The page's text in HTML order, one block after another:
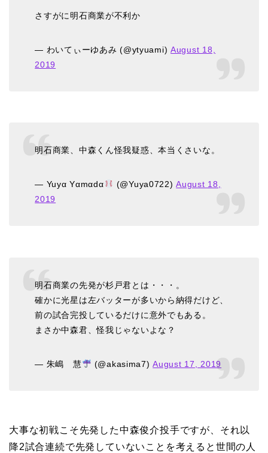
さすがに明石商業が不利か
— わいてぃーゆあみ (@ytyuami)August 18,
2019
明石商業、中森くん怪我疑惑、本当くさいな。
— Yuyα Yαmαdα (@Yuya0722)August 18,
2019
明石商業の先発が杉戸君とは・・・。
確かに光星は左バッターが多いから納得だけど、
前の試合完投しているだけに意外でもある。
まさか中森君、怪我じゃないよな？
— 朱嶋 慧 (@akasima7)August 17, 2019
大事な初戦こそ先発した中森俊介投手ですが、それ以
降2試合連続で先発していないことを考えると世間の人